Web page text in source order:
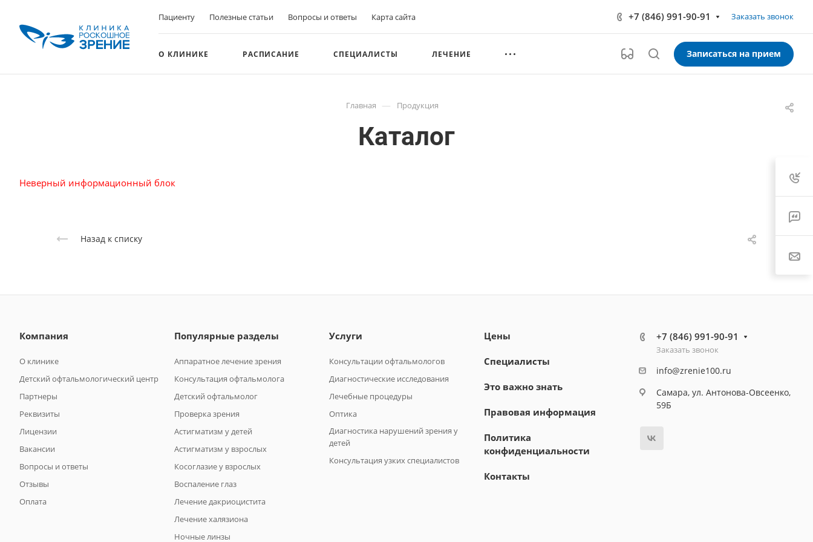
Пациенту Полезные статьи Вопросы и ответы Карта сайта +7 (846) 991-90-91 Заказать звонок
О КЛИНИКЕ РАСПИСАНИЕ СПЕЦИАЛИСТЫ ЛЕЧЕНИЕ Записаться на прием
Главная — Продукция
Каталог
Неверный информационный блок
Назад к списку
Компания
О клинике
Детский офтальмологический центр
Партнеры
Реквизиты
Лицензии
Вакансии
Вопросы и ответы
Отзывы
Оплата
Популярные разделы
Аппаратное лечение зрения
Консультация офтальмолога
Детский офтальмолог
Проверка зрения
Астигматизм у детей
Астигматизм у взрослых
Косоглазие у взрослых
Воспаление глаз
Лечение дакриоцистита
Лечение халязиона
Ночные линзы
Услуги
Консультации офтальмологов
Диагностические исследования
Лечебные процедуры
Оптика
Диагностика нарушений зрения у
детей
Консультация узких специалистов
Цены
Специалисты
Это важно знать
Правовая информация
Политика
конфиденциальности
Контакты
+7 (846) 991-90-91
Заказать звонок
info@zrenie100.ru
Самара, ул. Антонова-Овсеенко,
59Б